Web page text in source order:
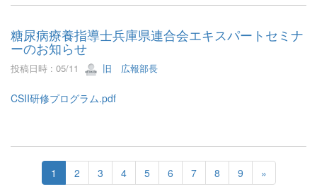
糖尿病療養指導士兵庫県連合会エキスパートセミナ
ーのお知らせ
投稿日時 : 05/11 旧 広報部長
CSII研修プログラム.pdf
1 2 3 4 5 6 7 8 9 »